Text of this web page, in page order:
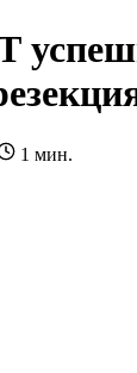
1 мин.